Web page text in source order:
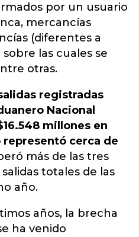
por un usuario
mercancías
(diferentes a
las cuales se
otras.
registradas
Nacional
millones en
representó cerca de
más de las tres
totales de las
año.
años, la brecha
ha venido